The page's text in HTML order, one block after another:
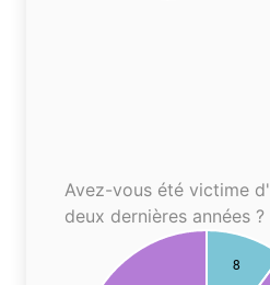
Avez-vous été victime
deux dernières années ?